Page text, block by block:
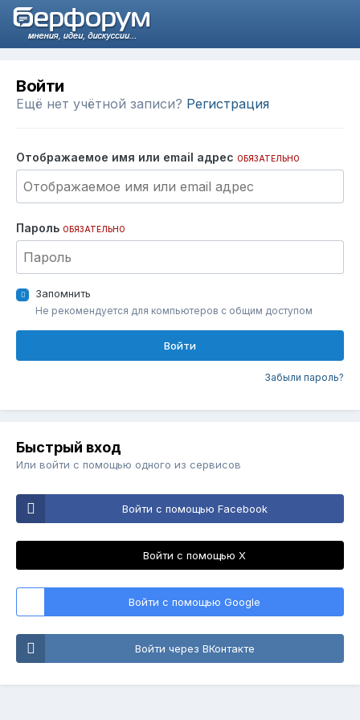
Войти
Ещё нет учётной записи? Регистрация
Отображаемое имя или email адрес ОБЯЗАТЕЛЬНО
Пароль ОБЯЗАТЕЛЬНО
Запомнить
Не рекомендуется для компьютеров с общим доступом
Войти
Забыли пароль?
Быстрый вход
Или войти с помощью одного из сервисов
Войти с помощью Facebook
Войти с помощью X
Войти с помощью Google
Войти через ВКонтакте